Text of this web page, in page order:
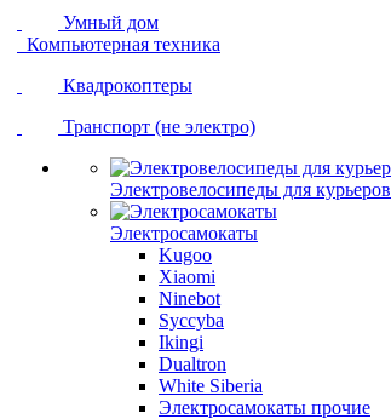
Умный дом
Компьютерная техника
Квадрокоптеры
Транспорт (не электро)
Электровелосипеды для курьеров
Электросамокаты
Kugoo
Xiaomi
Ninebot
Syccyba
Ikingi
Dualtron
White Siberia
Электросамокаты прочие